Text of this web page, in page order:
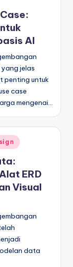
AI
jelas
penting untuk
case
mengenai…
ERD
Visual
data